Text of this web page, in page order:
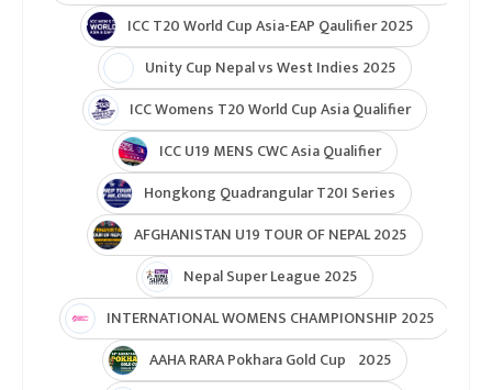
ICC T20 World Cup Asia-EAP Qaulifier 2025
Unity Cup Nepal vs West Indies 2025
ICC Womens T20 World Cup Asia Qualifier
ICC U19 MENS CWC Asia Qualifier
Hongkong Quadrangular T20I Series
AFGHANISTAN U19 TOUR OF NEPAL 2025
Nepal Super League 2025
INTERNATIONAL WOMENS CHAMPIONSHIP 2025
AAHA RARA Pokhara Gold Cup 2025